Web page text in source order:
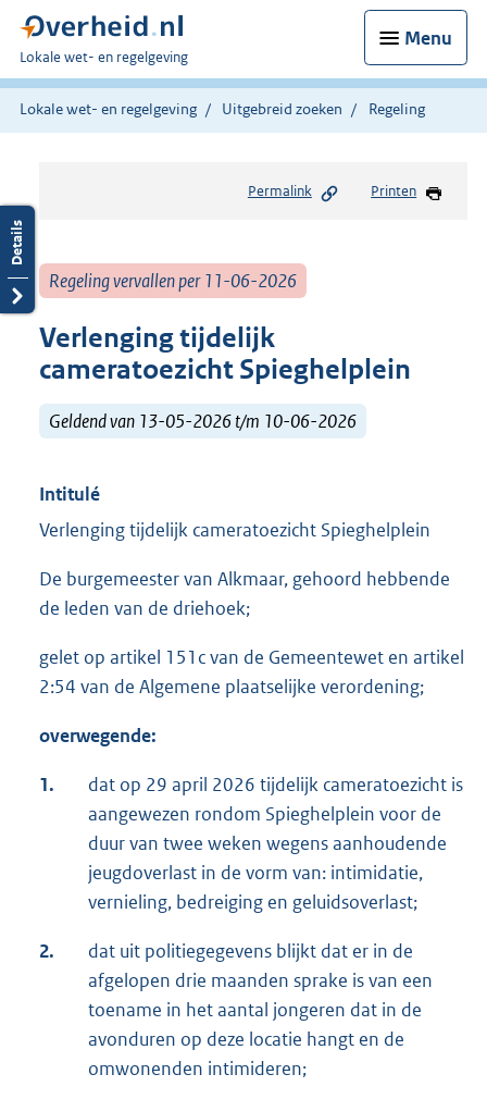
Menu
U
bent
hier:
Lokale wet- en regelgeving
Lokale wet- en regelgeving Uitgebreid zoeken Regeling
Permalink Printen
Regeling vervallen per 11-06-2026
Verlenging tijdelijk
cameratoezicht Spieghelplein
Geldend van 13-05-2026 t/m 10-06-2026
Intitulé
Verlenging tijdelijk cameratoezicht Spieghelplein
De burgemeester van Alkmaar, gehoord hebbende
de leden van de driehoek;
gelet op artikel 151c van de Gemeentewet en artikel
2:54 van de Algemene plaatselijke verordening;
overwegende:
1.
dat op 29 april 2026 tijdelijk cameratoezicht is
aangewezen rondom Spieghelplein voor de
duur van twee weken wegens aanhoudende
jeugdoverlast in de vorm van: intimidatie,
vernieling, bedreiging en geluidsoverlast;
2.
dat uit politiegegevens blijkt dat er in de
afgelopen drie maanden sprake is van een
toename in het aantal jongeren dat in de
avonduren op deze locatie hangt en de
omwonenden intimideren;